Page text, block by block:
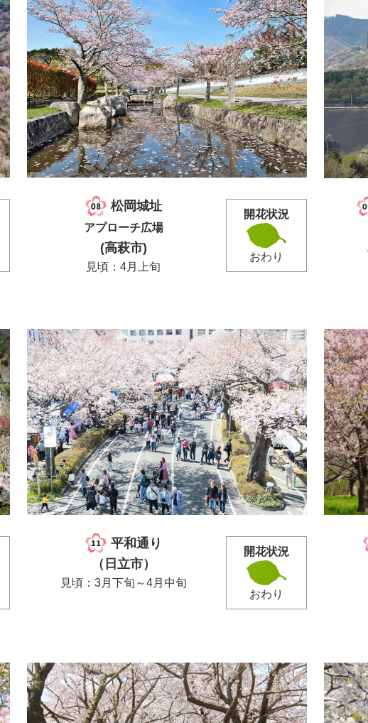
松岡城址
アプローチ広場
(高萩市)
見頃：4月上旬
開花状況
おわり
平和通り
（日立市）
見頃：3月下旬～4月中旬
開花状況
おわり